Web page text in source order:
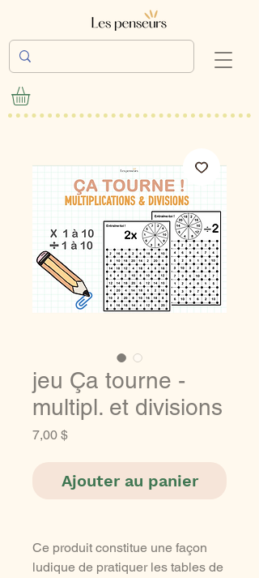
jeu Ça tourne -
multipl. et divisions
7,00 $Prix
Ajouter au panier
Ce produit constitue une façon
ludique de pratiquer les tables de